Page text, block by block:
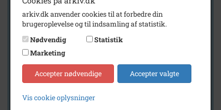
Geografi
Generelt
Vis kun med billeder
Vis kun med lydklip
arkiv.dk anvender cookies til at forbedre din
brugeroplevelse og til indsamling af statistik.
Nødvendig
Statistik
Marketing
Accepter nødvendige Accepter valgte
Vis cookie oplysninger